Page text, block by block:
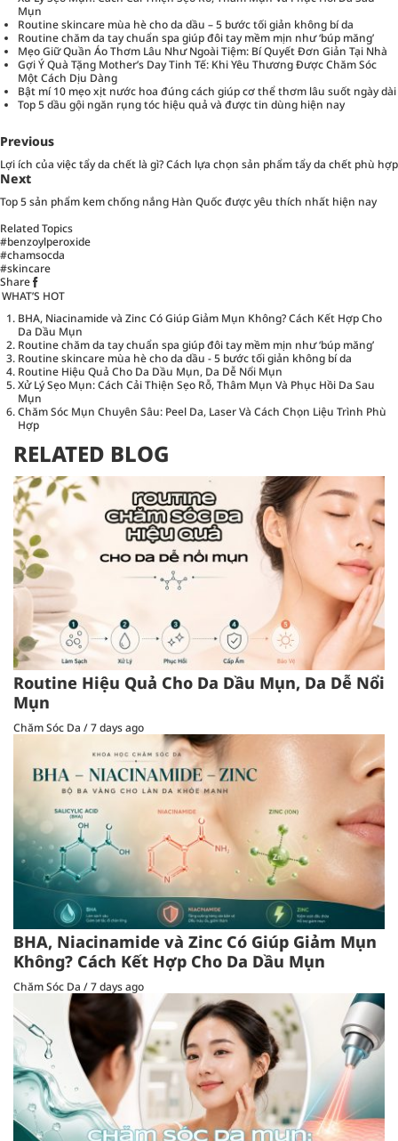
Mụn
Routine skincare mùa hè cho da dầu – 5 bước tối giản không bí da
Routine chăm da tay chuẩn spa giúp đôi tay mềm mịn như ‘búp măng’
Mẹo Giữ Quần Áo Thơm Lâu Như Ngoài Tiệm: Bí Quyết Đơn Giản Tại Nhà
Gợi Ý Quà Tặng Mother’s Day Tinh Tế: Khi Yêu Thương Được Chăm Sóc
Một Cách Dịu Dàng
Bật mí 10 mẹo xịt nước hoa đúng cách giúp cơ thể thơm lâu suốt ngày dài
Top 5 dầu gội ngăn rụng tóc hiệu quả và được tin dùng hiện nay
Previous
Lợi ích của việc tẩy da chết là gì? Cách lựa chọn sản phẩm tẩy da chết phù hợp
Next
Top 5 sản phẩm kem chống nắng Hàn Quốc được yêu thích nhất hiện nay
Related Topics
#benzoylperoxide
#chamsocda
#skincare
Share
WHAT’S HOT
BHA, Niacinamide và Zinc Có Giúp Giảm Mụn Không? Cách Kết Hợp Cho
Da Dầu Mụn
Routine chăm da tay chuẩn spa giúp đôi tay mềm mịn như ‘búp măng’
Routine skincare mùa hè cho da dầu - 5 bước tối giản không bí da
Routine Hiệu Quả Cho Da Dầu Mụn, Da Dễ Nổi Mụn
Xử Lý Sẹo Mụn: Cách Cải Thiện Sẹo Rỗ, Thâm Mụn Và Phục Hồi Da Sau
Mụn
Chăm Sóc Mụn Chuyên Sâu: Peel Da, Laser Và Cách Chọn Liệu Trình Phù
Hợp
RELATED BLOG
Routine Hiệu Quả Cho Da Dầu Mụn, Da Dễ Nổi
Mụn
Chăm Sóc Da /7 days ago
BHA, Niacinamide và Zinc Có Giúp Giảm Mụn
Không? Cách Kết Hợp Cho Da Dầu Mụn
Chăm Sóc Da /7 days ago